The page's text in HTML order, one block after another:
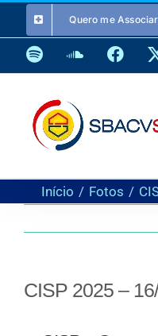
o
conteúdo
Quero me Associar
Spotify
Início Fotos
CISP 2025 –